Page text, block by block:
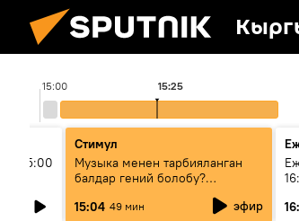
15:00 15:25
15:00
Стимул
Музыка менен тарбияланган
балдар гений болобу?
Кыргыздын жашоосунда
музыканын орду
15:04 49 мин эфир